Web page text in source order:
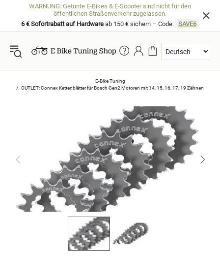
WARNUNG: Getunte E-Bikes & E-Scooter sind nicht für den
öffentlichen Straßenverkehr zugelassen.
6 € Sofortrabatt auf Hardwareab 150 € sichern – Code: SAVE6
E-Bike Tuning
OUTLET: Connex Kettenblätter für Bosch Gen2 Motoren mit 14, 15, 16, 17, 19 Zähnen